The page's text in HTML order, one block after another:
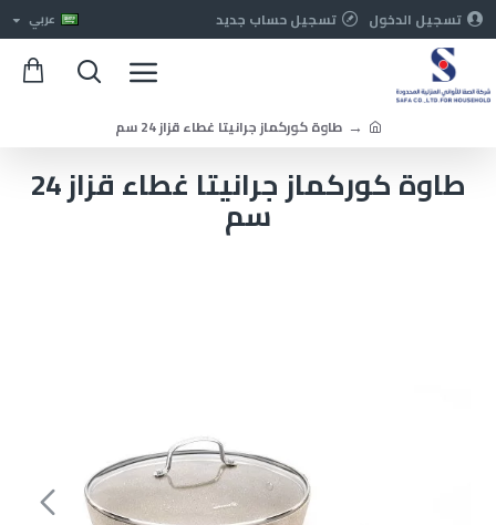
تسجيل الدخول تسجيل حساب جديد عربي
طاوة كوركماز جرانيتا غطاء قزاز 24 سم
طاوة كوركماز جرانيتا غطاء قزاز 24
سم